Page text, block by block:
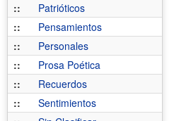
::
Patrióticos
::
Pensamientos
::
Personales
::
Prosa Poética
::
Recuerdos
::
Sentimientos